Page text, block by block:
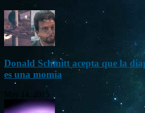
Donald Schmitt acepta que la
es una momia
May 14, 2015